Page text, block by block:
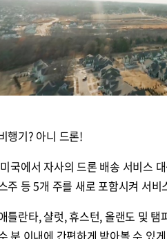
행기? 아니 드론!
미국에서 자사의 드론 배송 서비스
주 등 5개 주를 새로 포함시켜 서
틀란타, 샬럿, 휴스턴, 올랜도 및